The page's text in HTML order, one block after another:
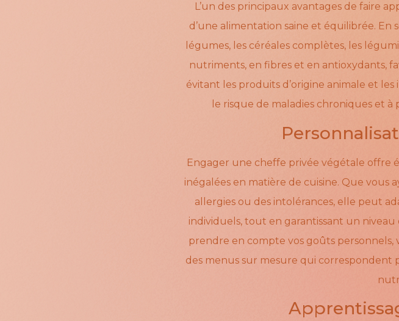
L’un des principaux avantages de faire
d’une alimentation saine et équilibrée. En
légumes, les céréales complètes, les
nutriments, en fibres et en antioxydants,
évitant les produits d’origine animale et
le risque de maladies chroniques et
Engager une cheffe privée végétale offre
inégalées en matière de cuisine. Que vous
allergies ou des intolérances, elle peut
individuels, tout en garantissant un
prendre en compte vos goûts personnels,
des menus sur mesure qui correspondent